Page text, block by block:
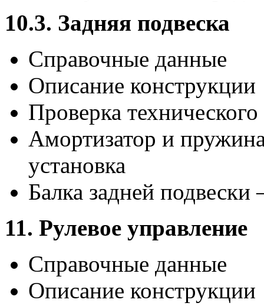
10.3. Задняя подвеска
Справочные данные
Описание конструкции
Проверка
Амортизатор и
установка
Балка задней подвески
11. Рулевое управление
Справочные данные
Описание конструкции